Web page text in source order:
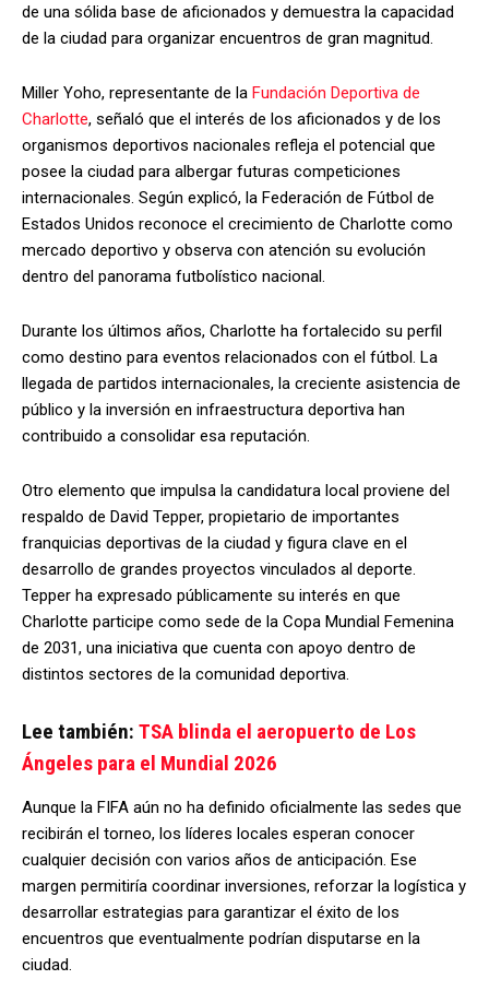
de una sólida base de aficionados y demuestra la capacidad
de la ciudad para organizar encuentros de gran magnitud.
Miller Yoho, representante de la Fundación Deportiva de
Charlotte, señaló que el interés de los aficionados y de los
organismos deportivos nacionales refleja el potencial que
posee la ciudad para albergar futuras competiciones
internacionales. Según explicó, la Federación de Fútbol de
Estados Unidos reconoce el crecimiento de Charlotte como
mercado deportivo y observa con atención su evolución
dentro del panorama futbolístico nacional.
Durante los últimos años, Charlotte ha fortalecido su perfil
como destino para eventos relacionados con el fútbol. La
llegada de partidos internacionales, la creciente asistencia de
público y la inversión en infraestructura deportiva han
contribuido a consolidar esa reputación.
Otro elemento que impulsa la candidatura local proviene del
respaldo de David Tepper, propietario de importantes
franquicias deportivas de la ciudad y figura clave en el
desarrollo de grandes proyectos vinculados al deporte.
Tepper ha expresado públicamente su interés en que
Charlotte participe como sede de la Copa Mundial Femenina
de 2031, una iniciativa que cuenta con apoyo dentro de
distintos sectores de la comunidad deportiva.
Lee también: TSA blinda el aeropuerto de Los
Ángeles para el Mundial 2026
Aunque la FIFA aún no ha definido oficialmente las sedes que
recibirán el torneo, los líderes locales esperan conocer
cualquier decisión con varios años de anticipación. Ese
margen permitiría coordinar inversiones, reforzar la logística y
desarrollar estrategias para garantizar el éxito de los
encuentros que eventualmente podrían disputarse en la
ciudad.